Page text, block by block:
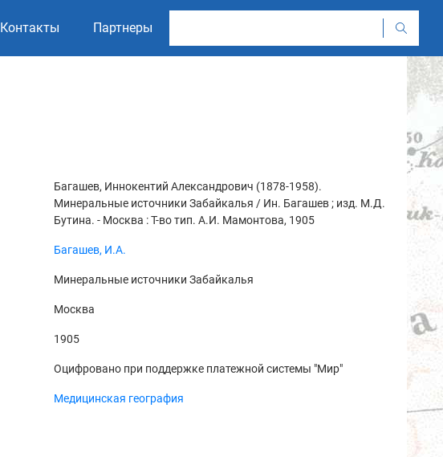
Контакты Партнеры
Багашев, Иннокентий Александрович (1878-1958).
Минеральные источники Забайкалья / Ин. Багашев ; изд. М.Д.
Бутина. - Москва : Т-во тип. А.И. Мамонтова, 1905
Багашев, И.А.
Минеральные источники Забайкалья
Москва
1905
Оцифровано при поддержке платежной системы "Мир"
Медицинская география